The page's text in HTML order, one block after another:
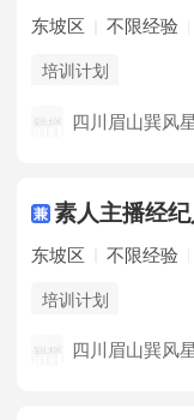
东坡区 不限经验
培训计划
四川眉山巽风
素人主播经纪
东坡区 不限经验
培训计划
四川眉山巽风